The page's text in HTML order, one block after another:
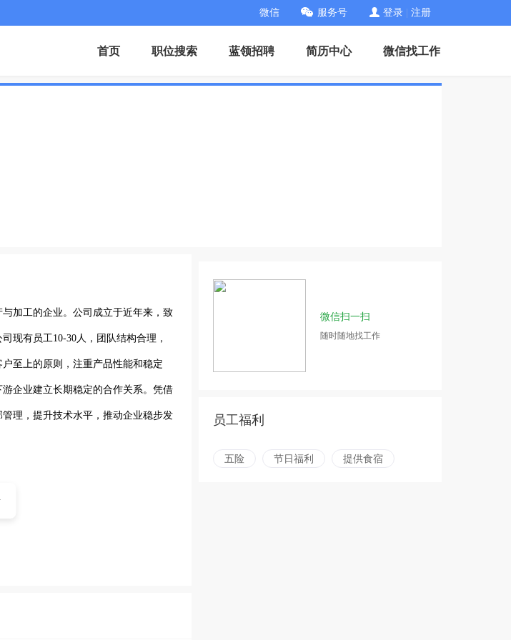
微信 服务号 登录 注册
首页 职位搜索 蓝领招聘 简历中心 微信找工作
加工的企业。公司成立于近年来，致
现有员工10-30人，团队结构合理，
至上的原则，注重产品性能和稳定
企业建立长期稳定的合作关系。凭借
理，提升技术水平，推动企业稳步发
微信扫一扫
随时随地找工作
员工福利
五险 节日福利 提供食宿